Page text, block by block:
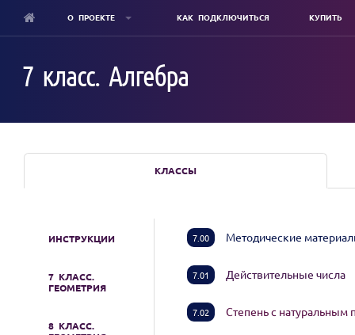
content
О ПРОЕКТЕ КАК ПОДКЛЮЧИТЬСЯ КУПИТЬ
7 класс. Алгебра
КЛАССЫ
ИНСТРУКЦИИ
7 КЛАСС.
ГЕОМЕТРИЯ
8 КЛАСС.
7.00 Методические
7.01 Действительные числа
7.02 Степень с натуральным